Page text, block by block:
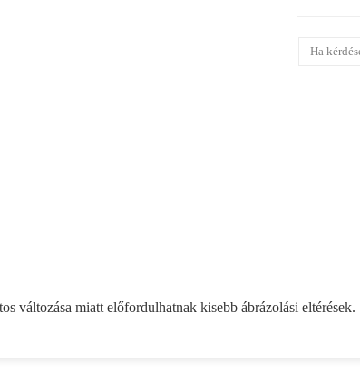
Ha
változása miatt előfordulhatnak kisebb ábrázolási eltérések.